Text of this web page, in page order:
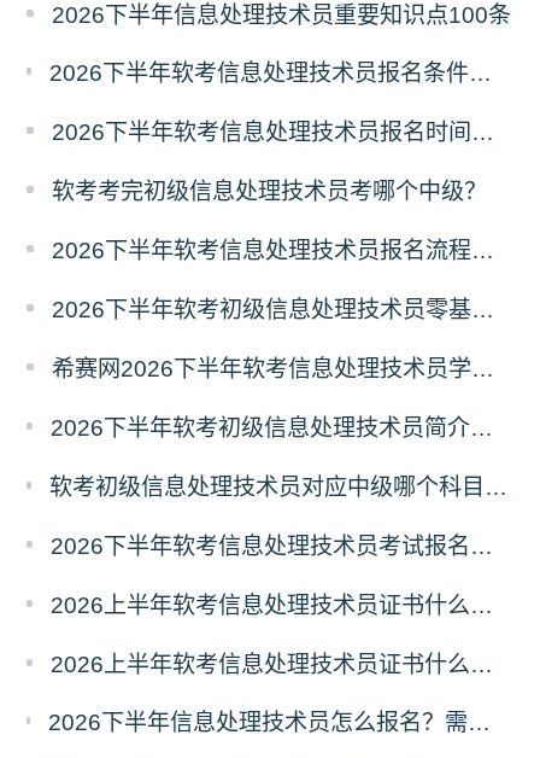
2026下半年信息处理技术员重要知识点100条
2026下半年软考信息处理技术员报名条件有哪些？需要准备什么材料？
2026下半年软考信息处理技术员报名时间及条件
软考考完初级信息处理技术员考哪个中级？
2026下半年软考信息处理技术员报名流程及注意事项
2026下半年软考初级信息处理技术员零基础备考建议
希赛网2026下半年软考信息处理技术员学习打卡表
2026下半年软考初级信息处理技术员简介（考试重点+范围）
软考初级信息处理技术员对应中级哪个科目？信息处理技术员对应中级报考指南
2026下半年软考信息处理技术员考试报名什么时候开始？
2026上半年软考信息处理技术员证书什么时候能领取？
2026上半年软考信息处理技术员证书什么时候发放？怎么发放？
2026下半年信息处理技术员怎么报名？需注意哪些问题？2026下半年信息处理技术员报名指南